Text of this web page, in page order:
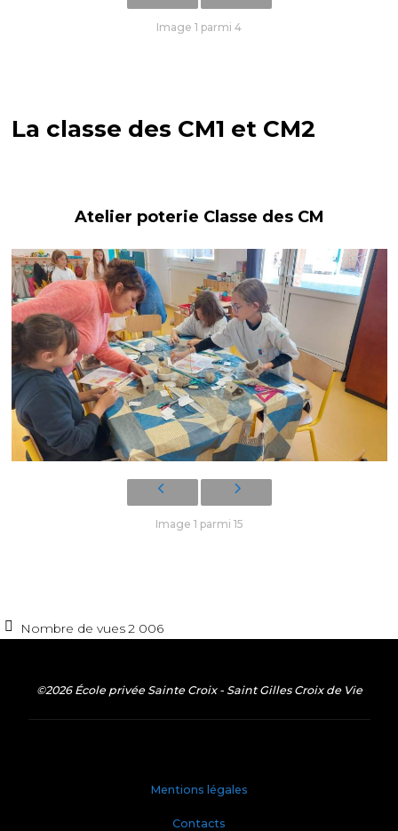
Image 1 parmi 4
La classe des CM1 et CM2
Atelier poterie Classe des CM
Image 1 parmi 15
Nombre de vues2 006
©2026 École privée Sainte Croix - Saint Gilles Croix de Vie
Mentions légales
Contacts